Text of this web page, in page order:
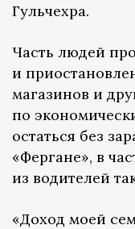
Гульчехра.
Часть людей
и
магазинов и
по
остаться без
«Фергане», в
из водителей
«Доход моей